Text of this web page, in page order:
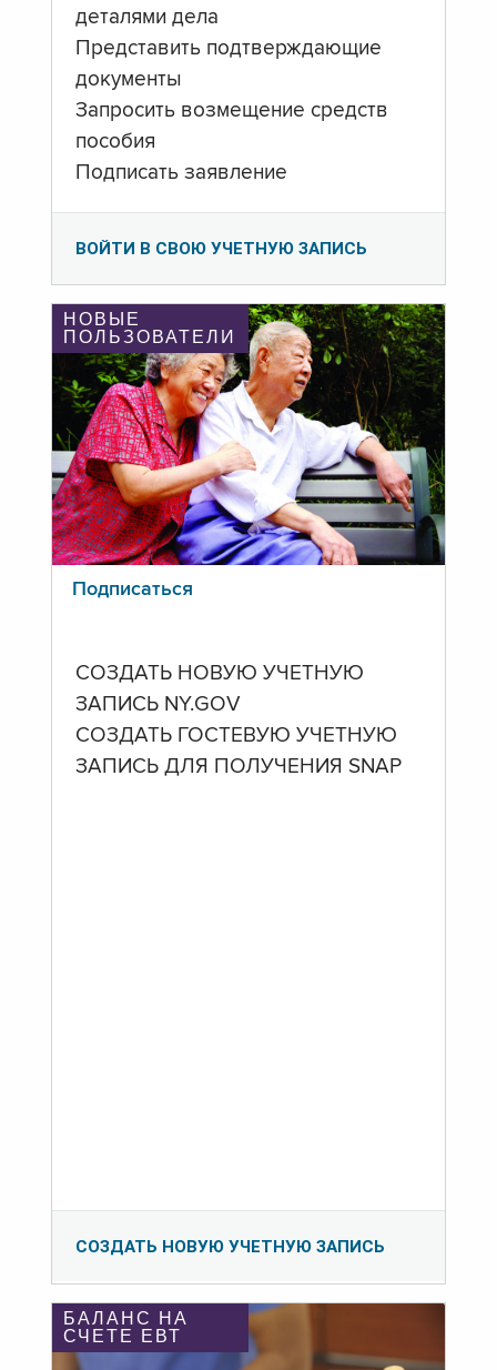
деталями дела
Представить подтверждающие
документы
Запросить возмещение средств
пособия
Подписать заявление
ВОЙТИ В СВОЮ УЧЕТНУЮ ЗАПИСЬ
НОВЫЕ
ПОЛЬЗОВАТЕЛИ
Подписаться
СОЗДАТЬ НОВУЮ УЧЕТНУЮ
ЗАПИСЬ NY.GOV
СОЗДАТЬ ГОСТЕВУЮ УЧЕТНУЮ
ЗАПИСЬ ДЛЯ ПОЛУЧЕНИЯ SNAP
СОЗДАТЬ НОВУЮ УЧЕТНУЮ ЗАПИСЬ
БАЛАНС НА
СЧЕТЕ ЕВТ